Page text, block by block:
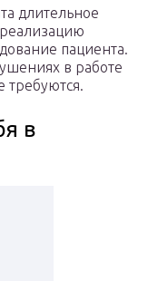
длительное
пациента.
в работе
требуются.
в